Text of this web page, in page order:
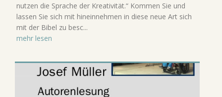
nutzen die Sprache der Kreativität.“ Kommen Sie und
lassen Sie sich mit hineinnehmen in diese neue Art sich
mit der Bibel zu besc...
mehr lesen